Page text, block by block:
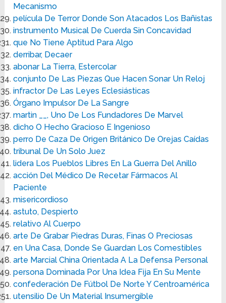
Mecanismo
película De Terror Donde Son Atacados Los Bañistas
instrumento Musical De Cuerda Sin Concavidad
que No Tiene Aptitud Para Algo
derribar, Decaer
abonar La Tierra, Estercolar
conjunto De Las Piezas Que Hacen Sonar Un Reloj
infractor De Las Leyes Eclesiásticas
Órgano Impulsor De La Sangre
martin __, Uno De Los Fundadores De Marvel
dicho O Hecho Gracioso E Ingenioso
perro De Caza De Origen Británico De Orejas Caídas
tribunal De Un Solo Juez
lidera Los Pueblos Libres En La Guerra Del Anillo
acción Del Médico De Recetar Fármacos Al
Paciente
misericordioso
astuto, Despierto
relativo Al Cuerpo
arte De Grabar Piedras Duras, Finas O Preciosas
en Una Casa, Donde Se Guardan Los Comestibles
arte Marcial China Orientada A La Defensa Personal
persona Dominada Por Una Idea Fija En Su Mente
confederación De Fútbol De Norte Y Centroamérica
utensilio De Un Material Insumergible